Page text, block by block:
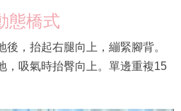
態橋式
，抬起右腿向上，繃緊腳背。
，吸氣時抬臀向上。單邊重複15